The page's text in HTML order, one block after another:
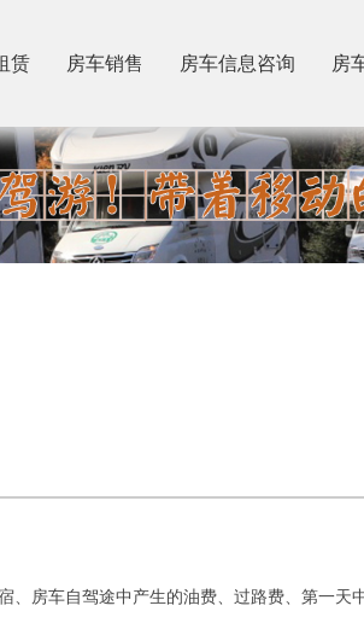
赁 房车销售 房车信息咨询 房
房车自驾途中产生的油费、过路费、第一